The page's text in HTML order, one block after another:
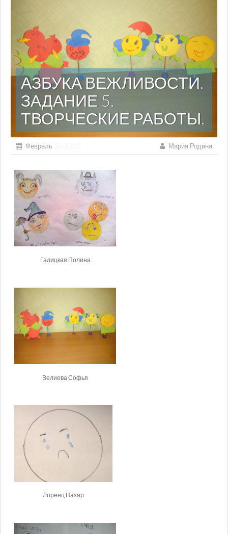
АЗБУКА ВЕЖЛИВОСТИ.
ЗАДАНИЕ 5.
ТВОРЧЕСКИЕ РАБОТЫ.
Февраль 10, 2015 Мария Родина
Галицкая Полина
Велиева Софья
Лоренц Назар